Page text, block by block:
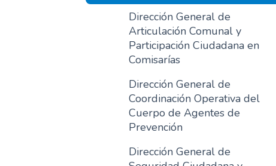
Dirección General de
Articulación Comunal y
Participación Ciudadana en
Comisarías
Dirección General de
Coordinación Operativa del
Cuerpo de Agentes de
Prevención
Dirección General de